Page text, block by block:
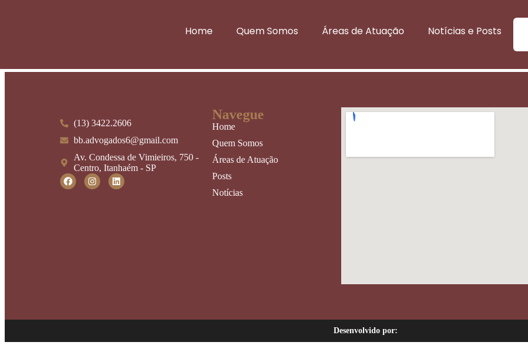
Home Quem Somos Áreas de Atuação Notícias e Posts
Fórum internacional de preservação e restauro de documentos
(13) 3422.2606
bb.advogados6@gmail.com
Av. Condessa de Vimieiros, 750 -
Centro, Itanhaém - SP
Navegue
Home
Quem Somos
Áreas de Atuação
Posts
Notícias
Desenvolvido por: